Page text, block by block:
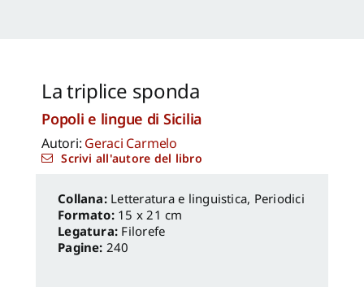
La triplice sponda
Popoli e lingue di Sicilia
Autori: Geraci Carmelo
Scrivi all'autore del libro
Letteratura e linguistica, Periodici
Formato: 15 x 21 cm
Legatura: Filorefe
Pagine: 240